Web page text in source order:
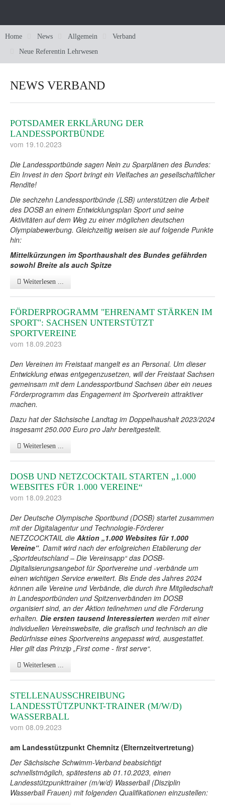
News
Sportarten
Synchronschwimmen
Wasserball
Masters
SchwimmWelten
Schwimmjugend
Lehrwesen
Sportarten
Bestenlisten
Fachwart / Amtliches / Kader
Leistungssportliche Laufbahn
Schwimmarten
Fachwart / Fachausschuss
Synchronschwimmen
Fachwart / Fachausschuss
Fachwart / Amtliches / Kader
Wasserball
Fachwart / Fachausschuss
Fachwart / Amtliches / Kader
Spielplan / Ergebnisse
Erfolge
Talentsichtung
Masters
Fachwart / Fachausschuss
SchwimmWelten
Sport und Gesundheit
SchwimmGut
SchwimmWelten
Fachwart / Fachausschuss
Wasserspringen
Synchronschwimmen
Wasserball
Masters
Bezirk
Wer sind wir
Geschäftsstelle
Präsidium
Vorstand
Schiedsgericht
Schutz vor sexualisierter Gewalt
Anti-Doping
Schwimmjugend
Landesjugendvorstand
Jugendordnung
Jugendtage
Veranstaltungen
Lehrwesen
Aus- und Fortbildung
Anmeldung Lehrgänge
Shop
Service
Formulare DSV
Formulare SSV
Stellenbörse
Schwimmbäder
Zeitmessdienst
Sport Auto Plus
Links
Vereinsfinder
DSV/Landesschwimmverband
Schwimmvereine Bezirk Dresden
Schwimmvereine Bezirk Leipzig
Sportschulen
Sächsische Wasserballvereine
Home News Allgemein
Verband
Neue Referentin Lehrwesen
NEWS VERBAND
POTSDAMER ERKLÄRUNG DER
LANDESSPORTBÜNDE
vom 19.10.2023
Die Landessportbünde sagen Nein zu Sparplänen des Bundes:
Ein Invest in den Sport bringt ein Vielfaches an gesellschaftlicher
Rendite!
Die sechzehn Landessportbünde (LSB) unterstützen die Arbeit
des DOSB an einem Entwicklungsplan Sport und seine
Aktivitäten auf dem Weg zu einer möglichen deutschen
Olympiabewerbung. Gleichzeitig weisen sie auf folgende Punkte
hin:
Mittelkürzungen im Sporthaushalt des Bundes gefährden
sowohl Breite als auch Spitze
Weiterlesen ...
FÖRDERPROGRAMM "EHRENAMT STÄRKEN IM
SPORT": SACHSEN UNTERSTÜTZT
SPORTVEREINE
vom 18.09.2023
Den Vereinen im Freistaat mangelt es an Personal. Um dieser
Entwicklung etwas entgegenzusetzen, will der Freistaat Sachsen
gemeinsam mit dem Landessportbund Sachsen über ein neues
Förderprogramm das Engagement im Sportverein attraktiver
machen.
Dazu hat der Sächsische Landtag im Doppelhaushalt 2023/2024
insgesamt 250.000 Euro pro Jahr bereitgestellt.
Weiterlesen ...
DOSB UND NETZCOCKTAIL STARTEN „1.000
WEBSITES FÜR 1.000 VEREINE“
vom 18.09.2023
Der Deutsche Olympische Sportbund (DOSB) startet zusammen
mit der Digitalagentur und Technologie-Förderer
NETZCOCKTAIL die Aktion „1.000 Websites für 1.000
Vereine“. Damit wird nach der erfolgreichen Etablierung der
„Sportdeutschland – Die Vereinsapp“ das DOSB-
Digitalisierungsangebot für Sportvereine und -verbände um
einen wichtigen Service erweitert. Bis Ende des Jahres 2024
können alle Vereine und Verbände, die durch ihre Mitgliedschaft
in Landesportbünden und Spitzenverbänden im DOSB
organisiert sind, an der Aktion teilnehmen und die Förderung
erhalten. Die ersten tausend Interessierten werden mit einer
individuellen Vereinswebsite, die grafisch und technisch an die
Bedürfnisse eines Sportvereins angepasst wird, ausgestattet.
Hier gilt das Prinzip „First come - first serve“.
Weiterlesen ...
STELLENAUSSCHREIBUNG
LANDESSTÜTZPUNKT-TRAINER (M/W/D)
WASSERBALL
vom 08.09.2023
am Landesstützpunkt Chemnitz (Elternzeitvertretung)
Der Sächsische Schwimm-Verband beabsichtigt
schnellstmöglich, spätestens ab 01.10.2023, einen
Landesstützpunkttrainer (m/w/d) Wasserball (Disziplin
Wasserball Frauen) mit folgenden Qualifikationen einzustellen: